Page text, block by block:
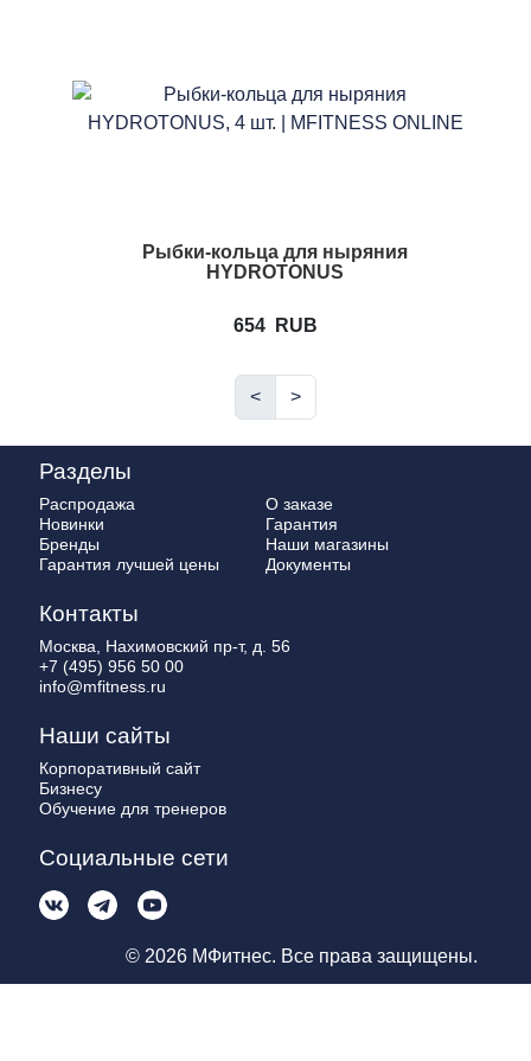
Рыбки-кольца для ныряния
HYDROTONUS
654 RUB
< >
Разделы
Распродажа
Новинки
Бренды
Гарантия лучшей цены
О заказе
Гарантия
Наши магазины
Документы
Контакты
Москва, Нахимовский пр-т, д. 56
+7 (495) 956 50 00
info@mfitness.ru
Наши сайты
Корпоративный сайт
Бизнесу
Обучение для тренеров
Социальные сети
© 2026 МФитнес. Все права защищены.